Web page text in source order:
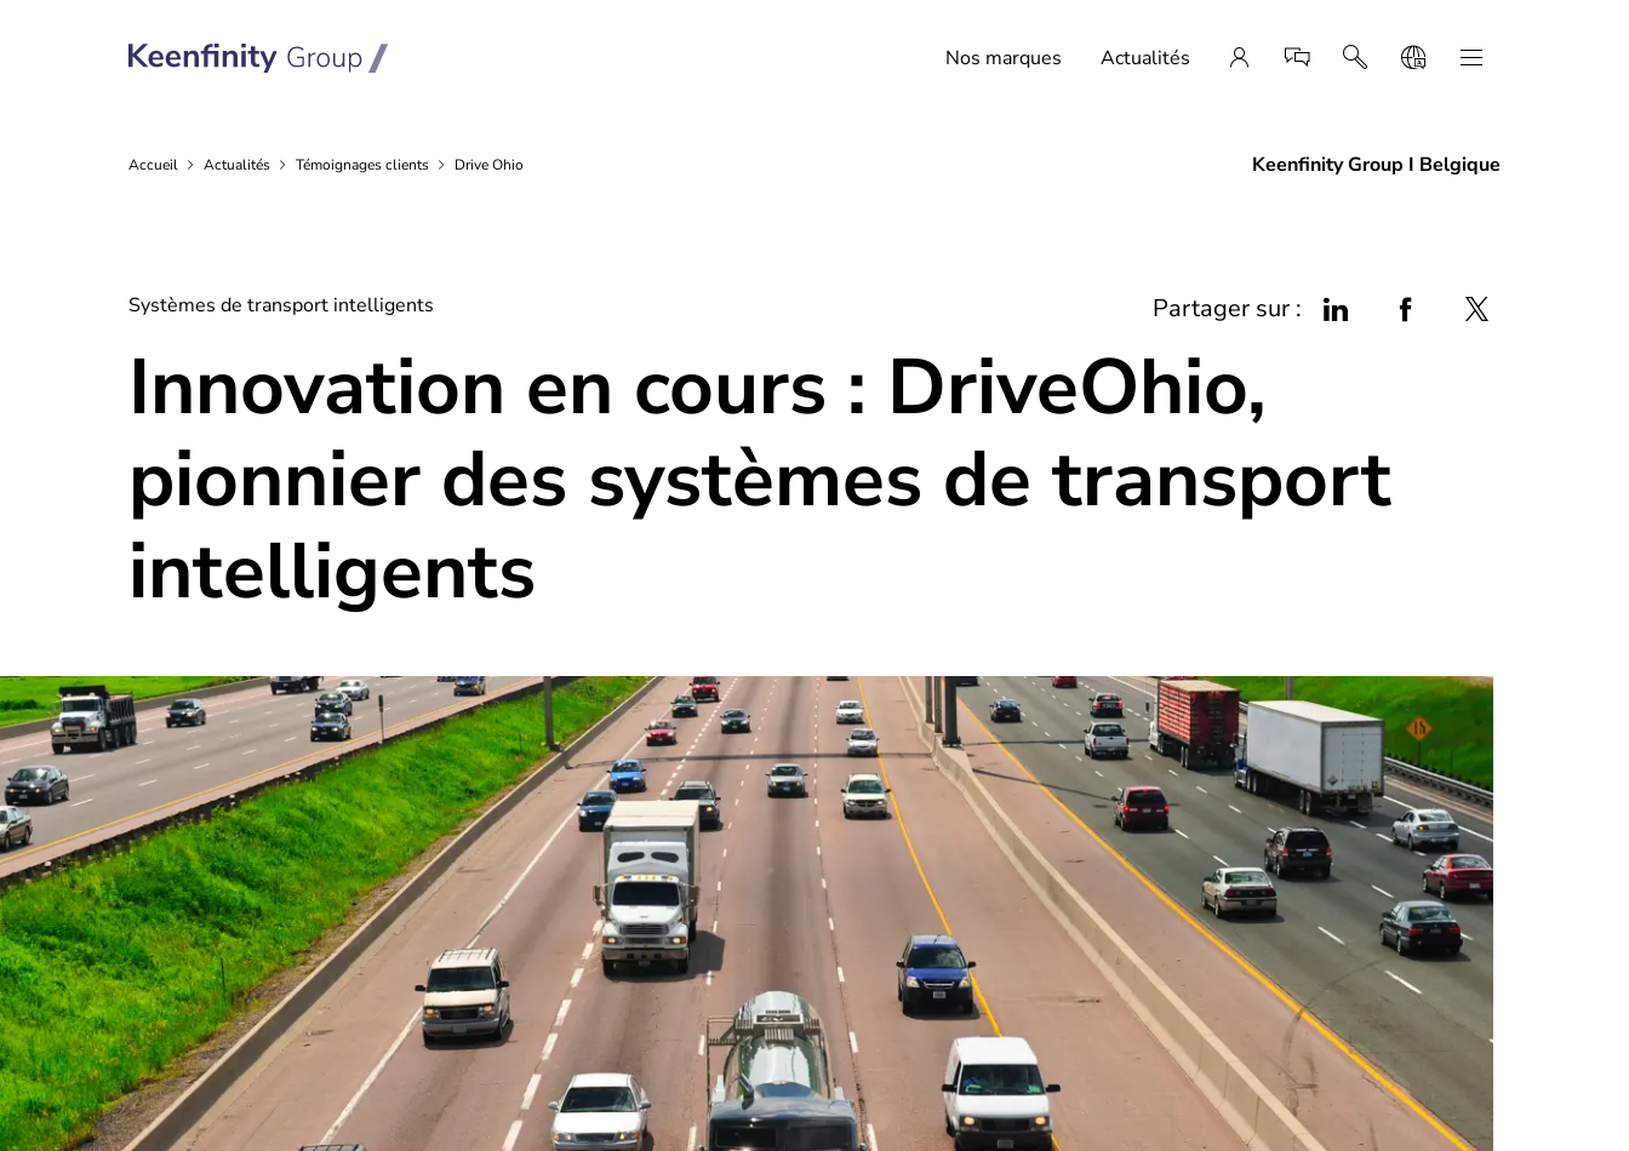
Nos marques Actualités
Accueil Actualités Témoignagesclients Drive Ohio Keenfinity Group I Belgique
Systèmes de transport intelligents Partager sur :
Innovation en cours : DriveOhio,
pionnier des systèmes de transport
intelligents